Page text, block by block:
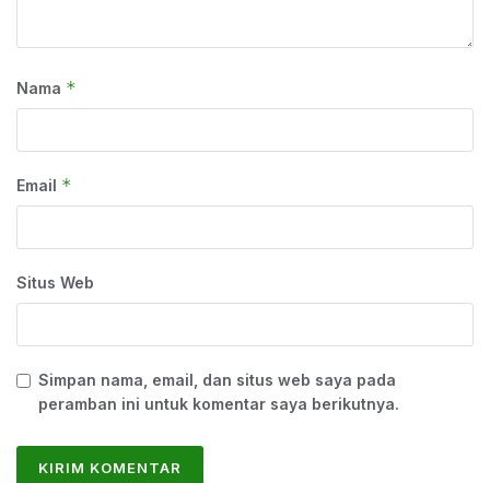
Nama *
Email *
Situs Web
Simpan nama, email, dan situs web saya pada
peramban ini untuk komentar saya berikutnya.